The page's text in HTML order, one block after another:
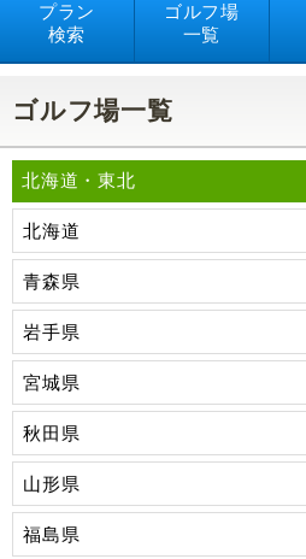
プラン
検索
ゴルフ場
一覧
ゴルフ場一覧
北海道・東北
北海道
青森県
岩手県
宮城県
秋田県
山形県
福島県